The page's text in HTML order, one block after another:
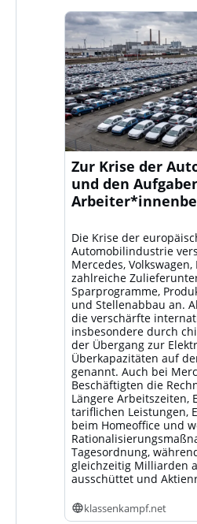
Zur Krise der
und den
Die Krise der
Automobilindustrie
Mercedes,
zahlreiche
Sparprogramme,
und Stellenabbau an.
die verschärfte
insbesondere durch
der Übergang zur
Überkapazitäten auf
genannt. Auch bei
Beschäftigten die
Längere Arbeitszeiten,
tariflichen Leistungen,
beim Homeoffice und
Tagesordnung,
gleichzeitig Milliarden
ausschüttet und
klassenkampf.net